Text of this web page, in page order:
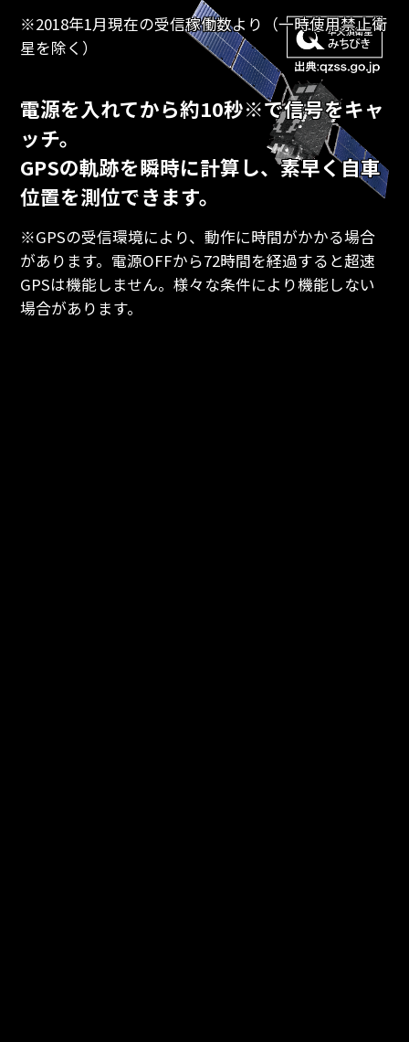
※2018年1月現在の受信稼働数より（一時使用禁止衛
星を除く）
電源を入れてから約10秒※で信号をキャ
ッチ。
GPSの軌跡を瞬時に計算し、素早く自車
位置を測位できます。
※GPSの受信環境により、動作に時間がかかる場合
があります。電源OFFから72時間を経過すると超速
GPSは機能しません。様々な条件により機能しない
場合があります。